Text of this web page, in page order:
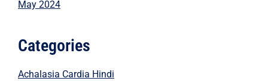
May 2024
Categories
Achalasia Cardia Hindi